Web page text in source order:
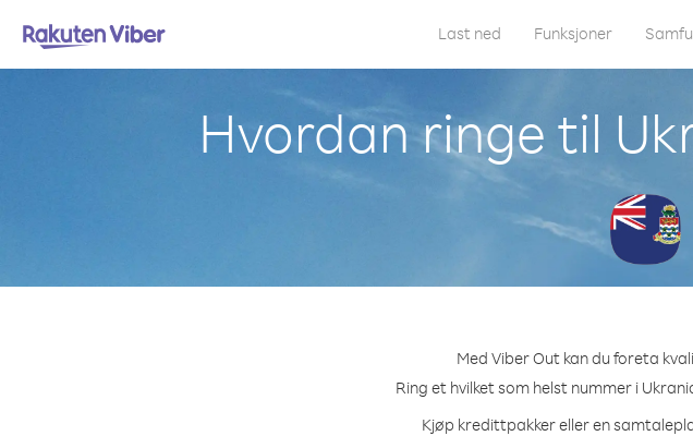
Last ned Funksjoner
Hvordan ringe til
Med Viber Out kan du foreta
Ring et hvilket som helst nummer i
Kjøp kredittpakker eller en